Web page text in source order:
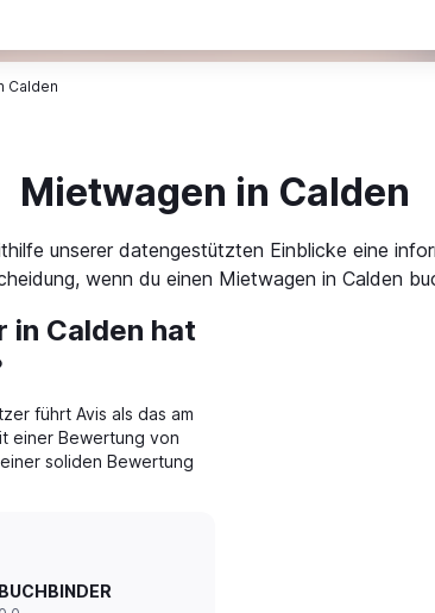
Calden
Mietwagen in Calden
unserer datengestützten Einblicke eine
wenn du einen Mietwagen in Calden
Calden hat
führt Avis als das am
einer Bewertung von
soliden Bewertung
BUCHBINDER